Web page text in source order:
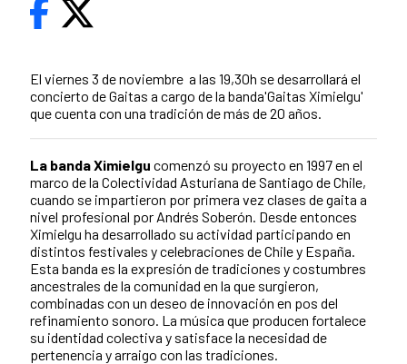
El viernes 3 de noviembre a las 19,30h se desarrollará el
concierto de Gaitas a cargo de la banda'Gaitas Ximielgu'
que cuenta con una tradición de más de 20 años.
La banda Ximielgu comenzó su proyecto en 1997 en el
marco de la Colectividad Asturiana de Santiago de Chile,
cuando se impartieron por primera vez clases de gaita a
nivel profesional por Andrés Soberón. Desde entonces
Ximielgu ha desarrollado su actividad participando en
distintos festivales y celebraciones de Chile y España.
Esta banda es la expresión de tradiciones y costumbres
ancestrales de la comunidad en la que surgieron,
combinadas con un deseo de innovación en pos del
refinamiento sonoro. La música que producen fortalece
su identidad colectiva y satisface la necesidad de
pertenencia y arraigo con las tradiciones.